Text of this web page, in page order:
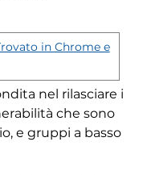
in Chrome e
nel rilasciare i
che sono
e gruppi a basso